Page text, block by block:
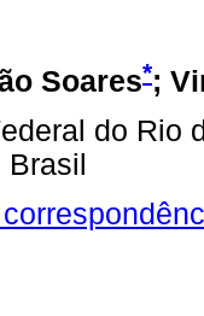
Soares*;
do Rio